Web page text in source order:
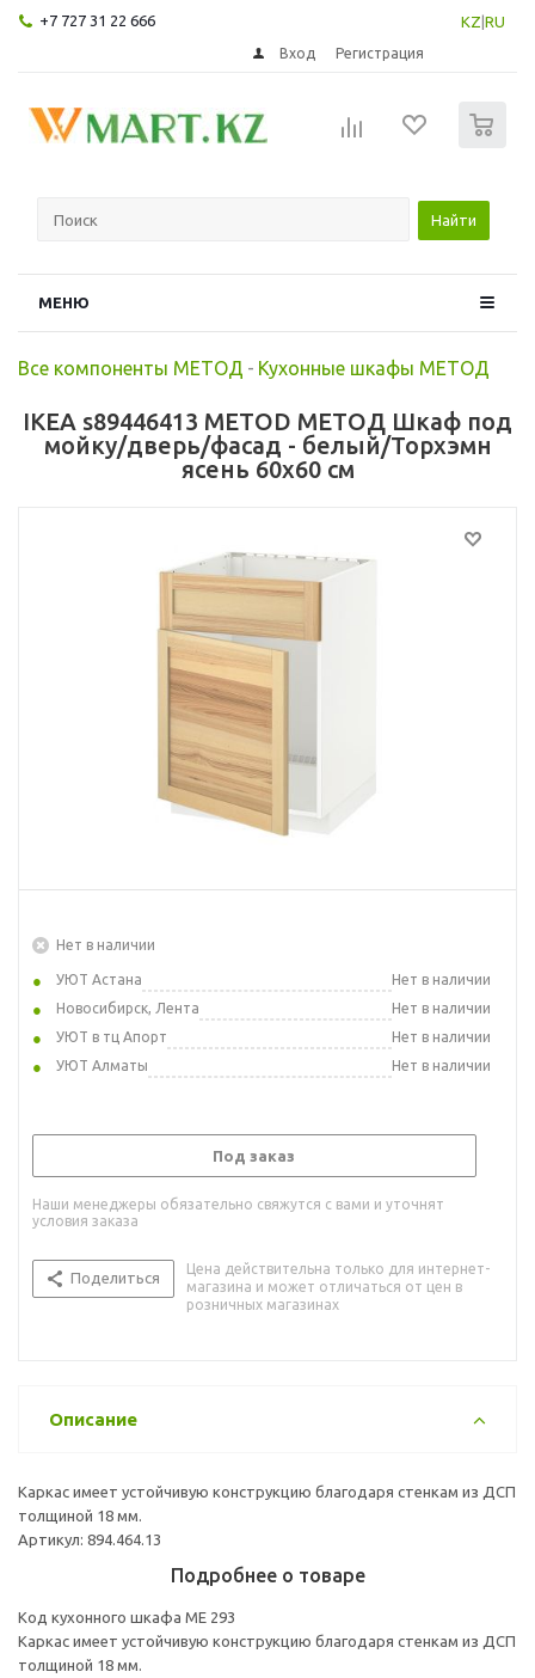
+7 727 31 22 666 KZ RU
Вход Регистрация
Найти
МЕНЮ
Все компоненты МЕТОД - Кухонные шкафы МЕТОД
IKEA s89446413 METOD МЕТОД Шкаф под
мойку/дверь/фасад - белый/Торхэмн
ясень 60x60 см
Нет в наличии
УЮТ Астана
Нет в наличии
Новосибирск, Лента
Нет в наличии
УЮТ в тц Апорт
Нет в наличии
УЮТ Алматы
Нет в наличии
Под заказ
Наши менеджеры обязательно свяжутся с вами и уточнят
условия заказа
Поделиться
Цена действительна только для интернет-
магазина и может отличаться от цен в
розничных магазинах
Описание
Каркас имеет устойчивую конструкцию благодаря стенкам из ДСП
толщиной 18 мм.
Артикул: 894.464.13
Подробнее о товаре
Код кухонного шкафа ME 293
Каркас имеет устойчивую конструкцию благодаря стенкам из ДСП
толщиной 18 мм.